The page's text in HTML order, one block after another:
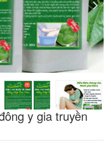
y gia truyền